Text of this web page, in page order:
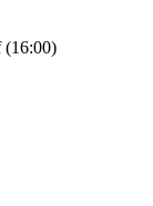
(16:00)